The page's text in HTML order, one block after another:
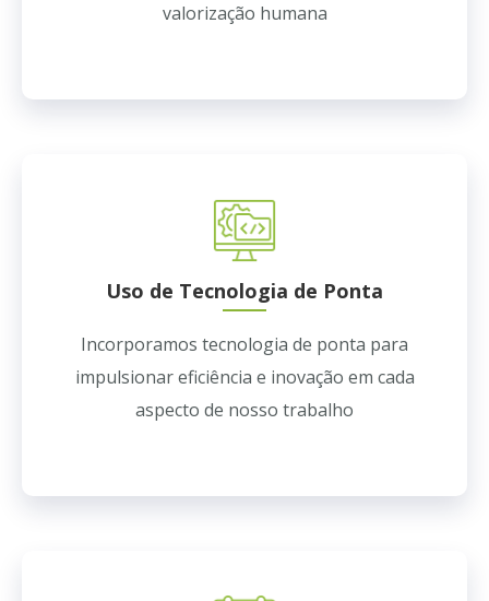
valorização humana
Uso de Tecnologia de Ponta
Incorporamos tecnologia de ponta para
impulsionar eficiência e inovação em cada
aspecto de nosso trabalho